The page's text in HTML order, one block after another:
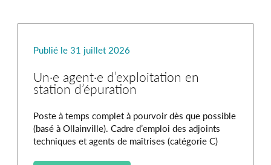
Publié le 31 juillet 2026
Un·e agent·e d’exploitation en
station d’épuration
Poste à temps complet à pourvoir dès que possible
(basé à Ollainville). Cadre d’emploi des adjoints
techniques et agents de maîtrises (catégorie C)